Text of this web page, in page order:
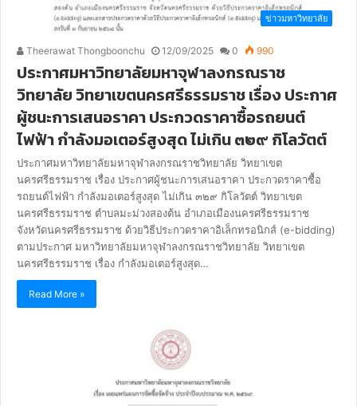
ข่าวมหาวิทยาลัย
Theerawat Thongboonchu 12/09/2025 0 990
ประกาศมหาวิทยาลัยมหาจุฬาลงกรณราช
วิทยาลัย วิทยาเขตนครศรีธรรมราช เรื่อง ประกาศ
ผู้ชนะการเสนอราคา ประกวดราคาซื้อรถยนต์
ไฟฟ้า กำลังมอเตอร์สูงสุด ไม่เกิน ๓๒๙ กิโลวัตต์
ประกาศมหาวิทยาลัยมหาจุฬาลงกรณราชวิทยาลัย วิทยาเขต
นครศรีธรรมราช เรื่อง ประกาศผู้ชนะการเสนอราคา ประกวดราคาซื้อ
รถยนต์ไฟฟ้า กำลังมอเตอร์สูงสุด ไม่เกิน ๓๒๙ กิโลวัตต์ วิทยาเขต
นครศรีธรรมราช ตำบลมะม่วงสองต้น อำเภอเมืองนครศรีธรรมราช
จังหวัดนครศรีธรรมราช ด้วยวิธีประกวดราคาอิเล็กทรอนิกส์ (e-bidding)
ตามประกาศ มหาวิทยาลัยมหาจุฬาลงกรณราชวิทยาลัย วิทยาเขต
นครศรีธรรมราช เรื่อง กำลังมอเตอร์สูงสุด…
Read More »